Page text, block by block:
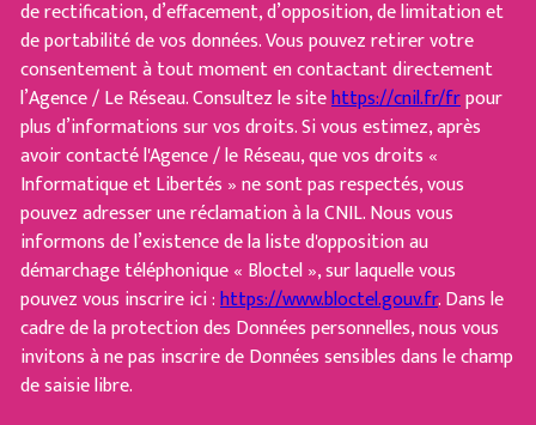
de rectification, d’effacement, d’opposition, de limitation et
de portabilité de vos données. Vous pouvez retirer votre
consentement à tout moment en contactant directement
l’Agence / Le Réseau. Consultez le sitehttps://cnil.fr/frpour
plus d’informations sur vos droits. Si vous estimez, après
avoir contacté l'Agence / le Réseau, que vos droits «
Informatique et Libertés » ne sont pas respectés, vous
pouvez adresser une réclamation à la CNIL. Nous vous
informons de l’existence de la liste d'opposition au
démarchage téléphonique « Bloctel », sur laquelle vous
pouvez vous inscrire ici :https://www.bloctel.gouv.fr. Dans le
cadre de la protection des Données personnelles, nous vous
invitons à ne pas inscrire de Données sensibles dans le champ
de saisie libre.